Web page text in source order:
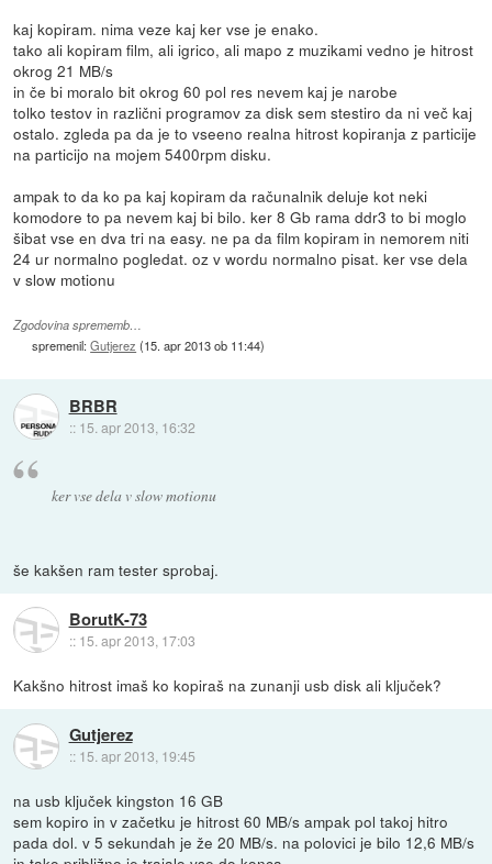
kaj kopiram. nima veze kaj ker vse je enako.
tako ali kopiram film, ali igrico, ali mapo z muzikami vedno je hitrost
okrog 21 MB/s
in če bi moralo bit okrog 60 pol res nevem kaj je narobe
tolko testov in različni programov za disk sem stestiro da ni več kaj
ostalo. zgleda pa da je to vseeno realna hitrost kopiranja z particije
na particijo na mojem 5400rpm disku.
ampak to da ko pa kaj kopiram da računalnik deluje kot neki
komodore to pa nevem kaj bi bilo. ker 8 Gb rama ddr3 to bi moglo
šibat vse en dva tri na easy. ne pa da film kopiram in nemorem niti
24 ur normalno pogledat. oz v wordu normalno pisat. ker vse dela
v slow motionu
Zgodovina sprememb…
spremenil:Gutjerez (15. apr 2013 ob 11:44)
BRBR
:: 15. apr 2013, 16:32
ker vse dela v slow motionu
še kakšen ram tester sprobaj.
BorutK-73
:: 15. apr 2013, 17:03
Kakšno hitrost imaš ko kopiraš na zunanji usb disk ali ključek?
Gutjerez
:: 15. apr 2013, 19:45
na usb ključek kingston 16 GB
sem kopiro in v začetku je hitrost 60 MB/s ampak pol takoj hitro
pada dol. v 5 sekundah je že 20 MB/s. na polovici je bilo 12,6 MB/s